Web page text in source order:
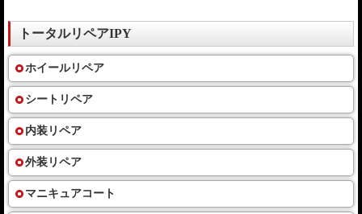
トータルリペアIPY
ホイールリペア
シートリペア
内装リペア
外装リペア
マニキュアコート